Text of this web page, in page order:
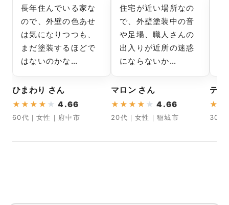
長年住んでいる家な
ので、外壁の色あせ
は気になりつつも、
まだ塗装するほどで
はないのかな…
ひまわり さん
★ ★ ★ ★ ★ 4.66
60代｜女性｜府中市
住宅が近い場所なの
で、外壁塗装中の音
や足場、職人さんの
出入りが近所の迷惑
にならないか…
マロン さん
★ ★ ★ ★ ★ 4.66
20代｜女性｜稲城市
テン
★
30代